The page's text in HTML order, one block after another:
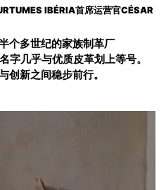
IBÉRIA首席运营官CÉSAR
个多世纪的家族制革厂
字几乎与优质皮革划上等号。
创新之间稳步前行。